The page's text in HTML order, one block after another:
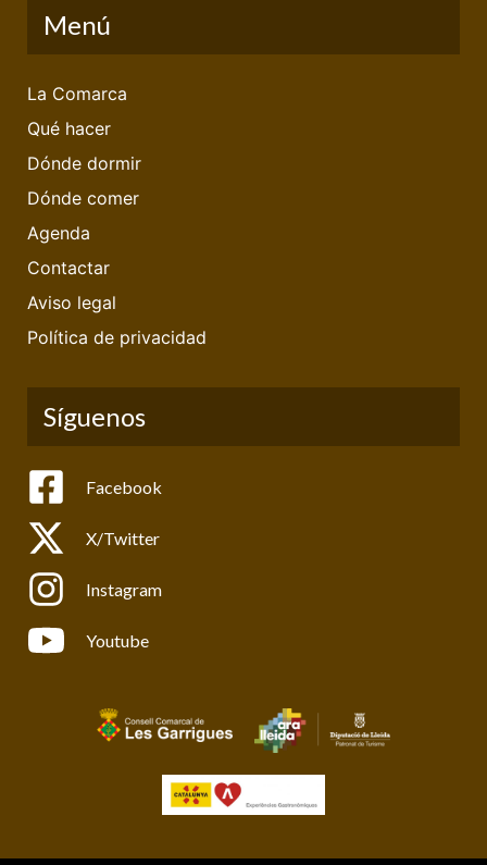
Menú
La Comarca
Qué hacer
Dónde dormir
Dónde comer
Agenda
Contactar
Aviso legal
Política de privacidad
Síguenos
Facebook
X/Twitter
Instagram
Youtube